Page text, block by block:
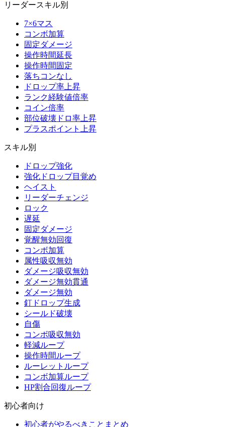
リーダースキル別
7×6マス
コンボ加算
固定ダメージ
操作時間延長
操作時間固定
落ちコンなし
ドロップ率上昇
ランク経験値倍率
コイン倍率
部位破壊ドロ率上昇
プラスポイント上昇
スキル別
ドロップ強化
強化ドロップ目覚め
ヘイスト
リーダーチェンジ
ロック
遅延
固定ダメージ
覚醒無効回復
コンボ加算
属性吸収無効
ダメージ吸収無効
ダメージ無効貫通
ダメージ無効
釘ドロップ生成
シールド破壊
自傷
コンボ吸収無効
軽減ループ
操作時間ループ
ルーレットループ
コンボ加算ループ
HP割合回復ループ
初心者向け
初心者がやるべきことまとめ